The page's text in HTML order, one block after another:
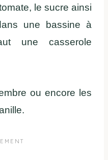
le sucre ainsi
une bassine à
une casserole
ou encore les